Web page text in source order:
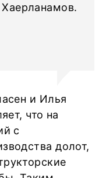
и Илья
что на
с
долот,